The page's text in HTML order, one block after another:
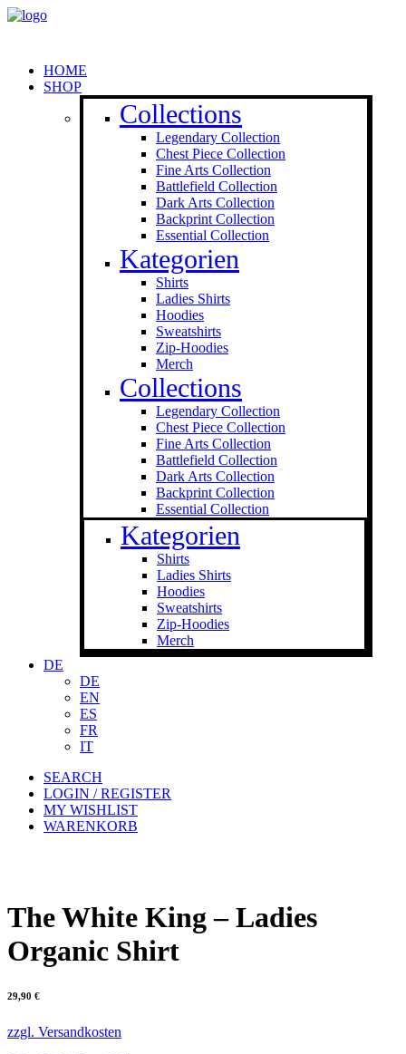
HOME
SHOP
Collections
Legendary Collection
Chest Piece Collection
Fine Arts Collection
Battlefield Collection
Dark Arts Collection
Backprint Collection
Essential Collection
Kategorien
Shirts
Ladies Shirts
Hoodies
Sweat­shirts
Zip-Hoodies
Merch
Collections
Legendary Collection
Chest Piece Collection
Fine Arts Collection
Battlefield Collection
Dark Arts Collection
Backprint Collection
Essential Collection
Kategorien
Shirts
Ladies Shirts
Hoodies
Sweat­shirts
Zip-Hoodies
Merch
DE
DE
EN
ES
FR
IT
SEARCH
LOGIN / REGISTER
MY WISHLIST
WARENKORB
The White King – Ladies
Organic Shirt
29,90 €
zzgl. Versandkosten